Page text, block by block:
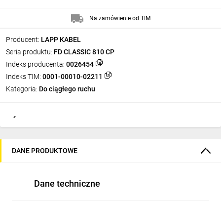
Producent: LAPP KABEL
Seria produktu: FD CLASSIC 810 CP
Indeks producenta: 0026454
Indeks TIM: 0001-00010-02211
Kategoria: Do ciągłego ruchu
Na zamówienie od TIM
DANE PRODUKTOWE
Dane techniczne